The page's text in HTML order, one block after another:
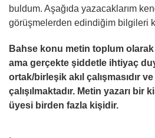
buldum. Aşağıda yazacaklarım
görüşmelerden edindiğim bilgileri
Bahse konu metin toplum olarak
ama gerçekte şiddetle ihtiyaç
ortak/birleşik akıl çalışmasıdır
çalışılmaktadır. Metin yazarı bir
üyesi birden fazla kişidir.